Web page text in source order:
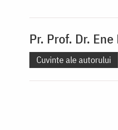
Pr. Prof. Dr.
Cuvinte ale autorului